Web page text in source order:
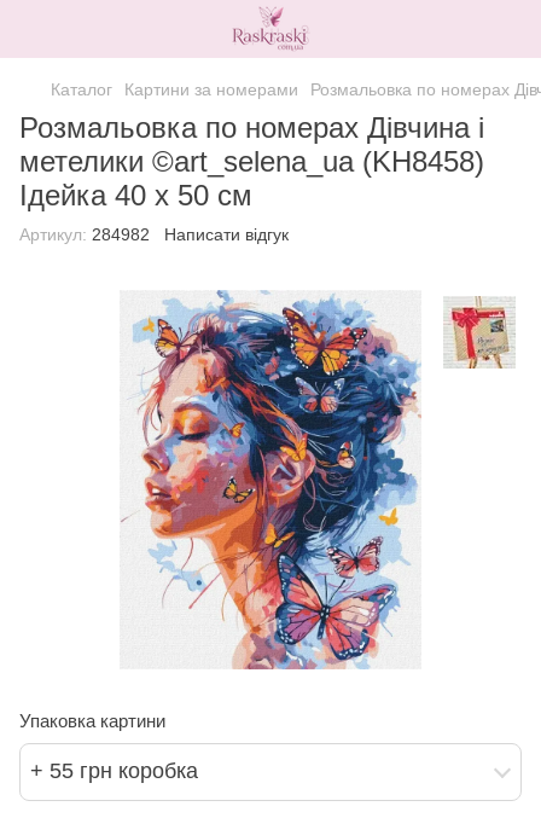
Каталог Картини за номерами Розмальовка по номерах
Розмальовка по номерах Дівчина і
метелики ©art_selena_ua (KH8458)
Ідейка 40 х 50 см
Артикул: 284982 Написати відгук
Упаковка картини
+ 55 грн коробка